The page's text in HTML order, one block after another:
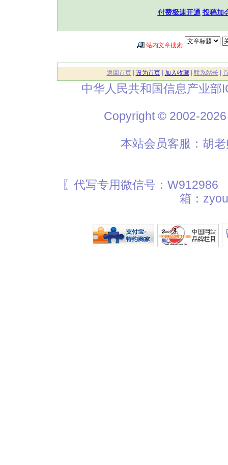
付费极速开通 投稿加
站内文章搜索
返回首页| 设为首页| 加入收藏| 联系站长
中华人民共和国信息产业部
Copyright © 2002-
本站会员客服：胡
〖代写专用微信号：
箱：